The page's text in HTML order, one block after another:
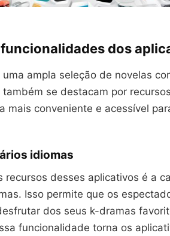
funcionalidades dos
ampla seleção de novelas
se destacam por
mais conveniente e acessível
idiomas
recursos desses aplicativos é a
Isso permite que os
dos seus k-dramas
funcionalidade torna os